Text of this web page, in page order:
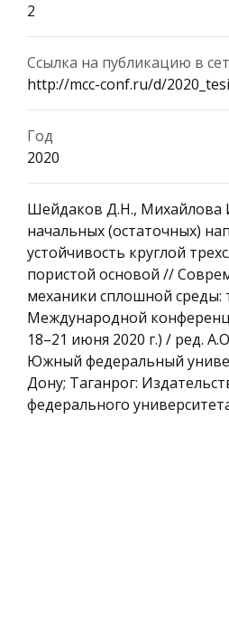
2
Ссылка на публикацию в
http://mcc-conf.ru/d/
Год
2020
Шейдаков Д.Н., Михайлова
начальных (остаточных)
устойчивость круглой
пористой основой //
механики сплошной среды:
Международной
18–21 июня 2020 г.) / ред.
Южный федеральный
Дону; Таганрог:
федерального